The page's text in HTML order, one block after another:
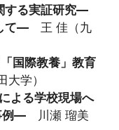
する実証研究―
て― 王 佳（九
国際教養」教育
大学）
よる学校現場へ
例―
川瀬 瑠美